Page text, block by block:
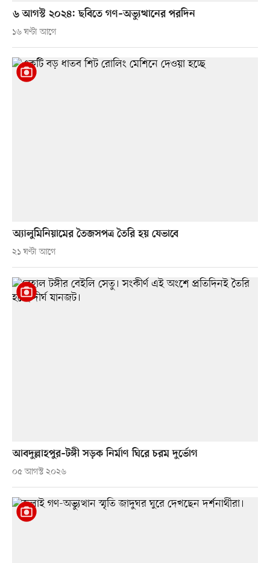
৬ আগস্ট ২০২৪: ছবিতে গণ–অভ্যুত্থানের পরদিন
১৬ ঘণ্টা আগে
অ্যালুমিনিয়ামের তৈজসপত্র তৈরি হয় যেভাবে
২১ ঘণ্টা আগে
আবদুল্লাহপুর–টঙ্গী সড়ক নির্মাণ ঘিরে চরম দুর্ভোগ
০৫ আগস্ট ২০২৬